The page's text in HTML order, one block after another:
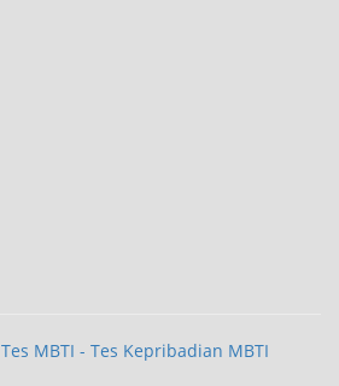
Tes MBTI - Tes Kepribadian MBTI